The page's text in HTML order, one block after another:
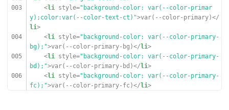
003
<li style="background-color: var(--color-primar
y);color:var(--color-text-ct)">var(--color-primary)</
li>
004
<li style="background-color: var(--color-primary-
bg);">var(--color-primary-bg)</ li>
005
<li style="background-color: var(--color-primary-
bd);">var(--color-primary-bd)</ li>
006
<li style="background-color: var(--color-primary-
fc);">var(--color-primary-fc)</ li>